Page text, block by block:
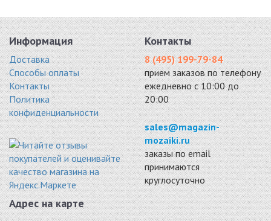
камень 300x300
5951 руб. / кв.м.
мрамор 300x300
5951 руб. / кв.м.
мрамор 305x305
5951 руб. / кв.м.
-15%
DAO-636-15-4
мрамор 300x300
6089 руб. / кв.м.
-15%
DAO-539-23-4
мрамор 300x300
6089 руб. / кв.м.
-18%
STN10154
мрамор 300x300
5424 руб. / кв.м.
-18% -18% -15%
Информация
Доставка
Способы оплаты
Контакты
Политика
конфиденциальности
Контакты
8 (495) 199-79-84
прием заказов по телефону
ежедневно с 10:00 до
20:00
sales@magazin-
mozaiki.ru
заказы по email
принимаются
круглосуточно
Адрес на карте